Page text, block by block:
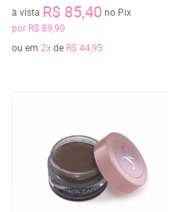
à vista R$ 85,40 no Pix
por R$ 89,90
ou em 2xde R$ 44,95